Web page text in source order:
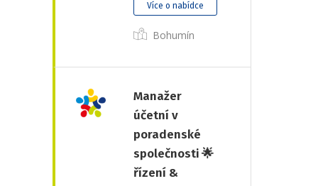
Více o nabídce
Bohumín
Manažer
účetní v
poradenské
společnosti 🌟
řízení &